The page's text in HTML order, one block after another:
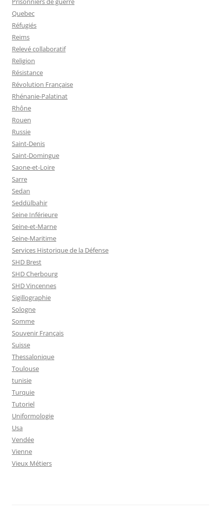
Quebec
Réfugiés
Reims
Relevé collaboratif
Religion
Résistance
Révolution Française
Rhénanie-Palatinat
Rhône
Rouen
Russie
Saint-Denis
Saint-Domingue
Saone-et-Loire
Sarre
Sedan
Seddülbahir
Seine Inférieure
Seine-et-Marne
Seine-Maritime
Services Historique de la Défense
SHD Brest
SHD Cherbourg
SHD Vincennes
Sigillographie
Sologne
Somme
Souvenir Français
Suisse
Thessalonique
Toulouse
tunisie
Turquie
Tutoriel
Uniformologie
Usa
Vendée
Vienne
Vieux Métiers